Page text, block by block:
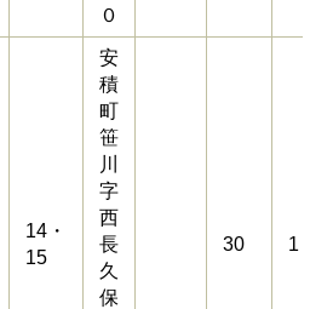
０
14・
15
安
積
町
笹
川
字
西
長
久
保
30 1